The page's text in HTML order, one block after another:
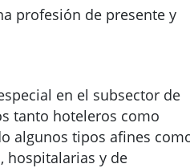
profesión de presente y
en el subsector de
tanto hoteleros como
algunos tipos afines
hospitalarias y de